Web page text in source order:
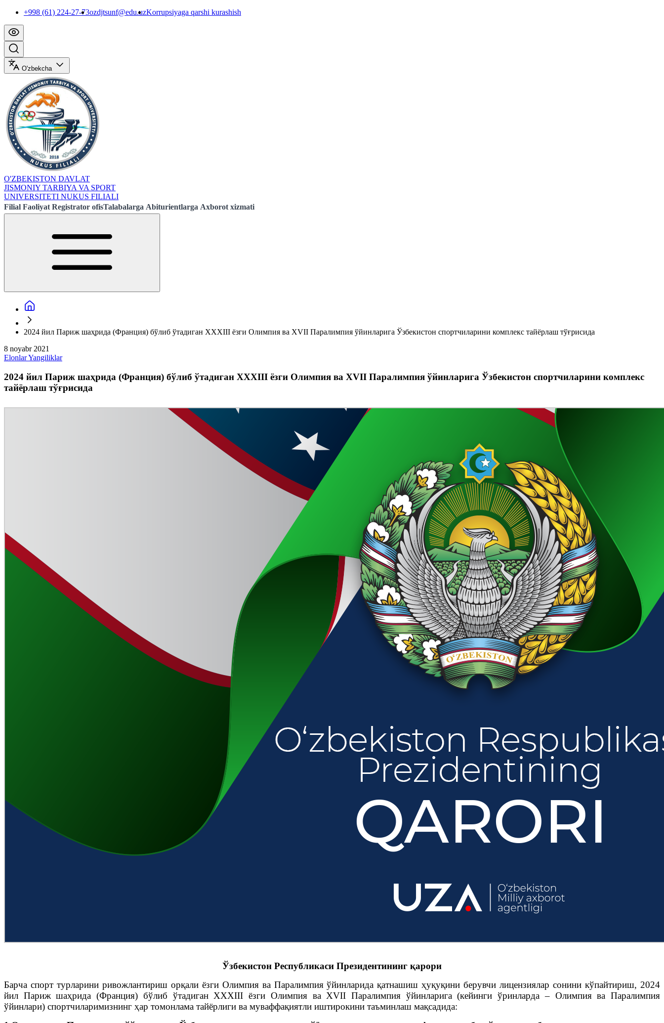
+998 (61) 224-27-73ozdjtsunf@edu.uzKorrupsiyaga qarshi kurashish
O'zbekcha
O'ZBEKISTON DAVLAT
JISMONIY TARBIYA VA SPORT
UNIVERSITETI NUKUS FILIALI
Filial Faoliyat Registrator ofisTalabalarga Abiturientlarga Axborot xizmati
2024 йил Париж шаҳрида (Франция) бўлиб ўтадиган XXXIII ёзги Олимпия ва XVII Паралимпия ўйинларига Ўзбекистон спортчиларини комплекс тайёрлаш тўғрисида
8 noyabr 2021
ElonlarYangiliklar
2024 йил Париж шаҳрида (Франция) бўлиб ўтадиган XXXIII ёзги Олимпия ва XVII Паралимпия ўйинларига Ўзбекистон спортчиларини комплекс
тайёрлаш тўғрисида
Ўзбекистон Республикаси Президентининг қарори
Барча спорт турларини ривожлантириш орқали ёзги Олимпия ва Паралимпия ўйинларида қатнашиш ҳуқуқини берувчи лицензиялар сонини кўпайтириш, 2024
йил Париж шаҳрида (Франция) бўлиб ўтадиган XXXIII ёзги Олимпия ва XVII Паралимпия ўйинларига (кейинги ўринларда – Олимпия ва Паралимпия
ўйинлари) спортчиларимизнинг ҳар томонлама тайёрлиги ва муваффақиятли иштирокини таъминлаш мақсадида: